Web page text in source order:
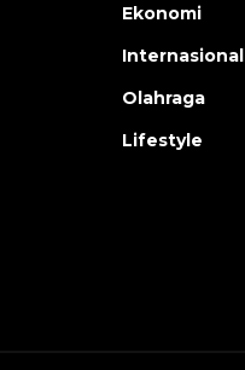
Ekonomi
Internasional
Olahraga
Lifestyle